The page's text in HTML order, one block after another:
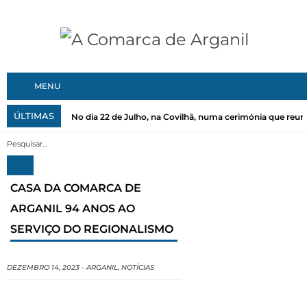
MENU
ÚLTIMAS No dia 22 de Julho, na Covilhã, numa cerimónia que
CASA DA COMARCA DE
ARGANIL 94 ANOS AO
SERVIÇO DO REGIONALISMO
DEZEMBRO 14, 2023 -ARGANIL, NOTÍCIAS